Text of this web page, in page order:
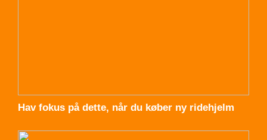
Hav fokus på dette, når du køber ny ridehjelm